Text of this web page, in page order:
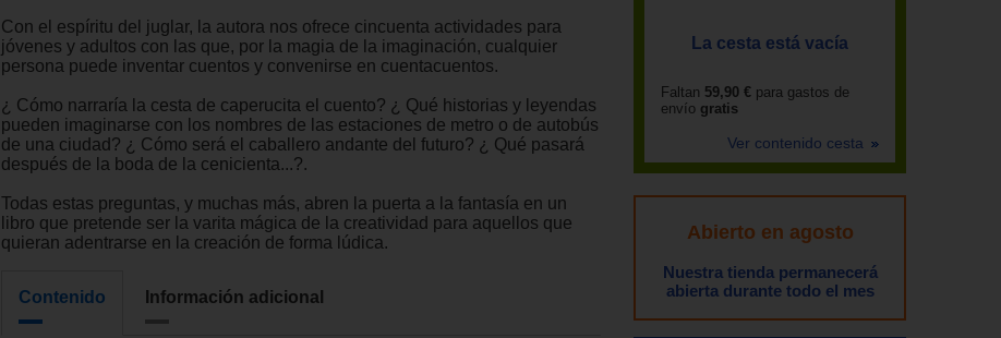
Con el espíritu del juglar, la autora nos ofrece cincuenta actividades para
jóvenes y adultos con las que, por la magia de la imaginación, cualquier
persona puede inventar cuentos y convenirse en cuentacuentos.
¿ Cómo narraría la cesta de caperucita el cuento? ¿ Qué historias y leyendas
pueden imaginarse con los nombres de las estaciones de metro o de autobús
de una ciudad? ¿ Cómo será el caballero andante del futuro? ¿ Qué pasará
después de la boda de la cenicienta...?.
Todas estas preguntas, y muchas más, abren la puerta a la fantasía en un
libro que pretende ser la varita mágica de la creatividad para aquellos que
quieran adentrarse en la creación de forma lúdica.
Contenido Información adicional
La cesta está vacía
Faltan 59,90 € para gastos de
envío gratis
Ver contenido cesta
Abierto en agosto
Nuestra tienda permanecerá
abierta durante todo el mes